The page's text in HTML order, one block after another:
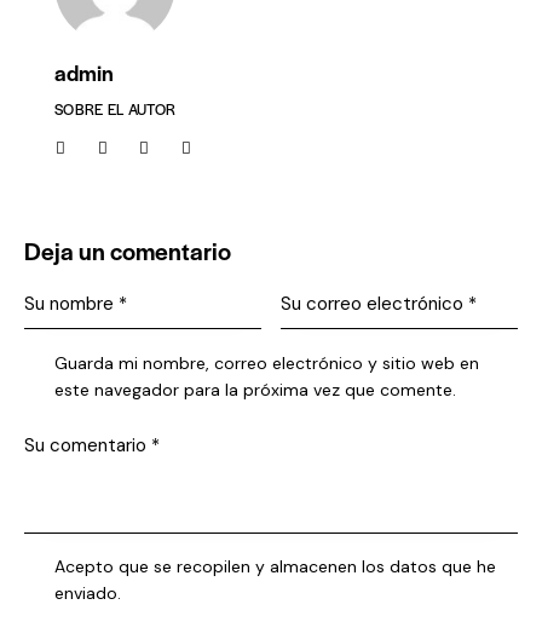
admin
SOBRE EL AUTOR
facebook-twitter-regate-instagram
Deja un comentario
Guarda mi nombre, correo electrónico y sitio web en
este navegador para la próxima vez que comente.
Acepto que se recopilen y almacenen los datos que he
enviado.